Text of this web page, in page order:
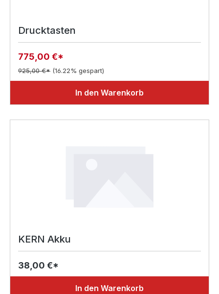
Drucktasten
775,00 €*
925,00 €* (16.22% gespart)
In den Warenkorb
KERN Akku
38,00 €*
In den Warenkorb